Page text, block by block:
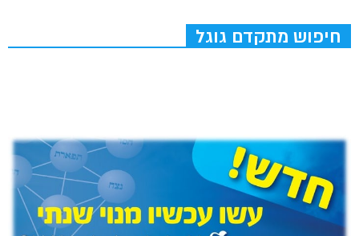
חיפוש מתקדם גוגל